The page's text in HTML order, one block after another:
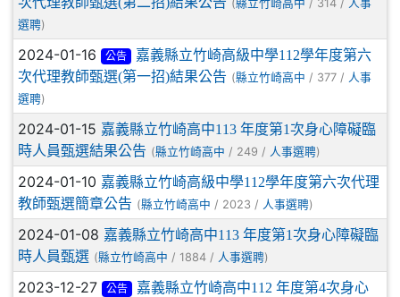
(縣立竹崎高中 / 314 / 人事
選聘)
2024-01-16 公告
嘉義縣立竹崎高級中學112學年度第六
次代理教師甄選(第一招)結果公告 (縣立竹崎高中 / 377 / 人事
選聘)
2024-01-15 嘉義縣立竹崎高中113 年度第1次身心障礙臨
時人員甄選結果公告 (縣立竹崎高中 / 249 / 人事選聘)
2024-01-10 嘉義縣立竹崎高級中學112學年度第六次代理
教師甄選簡章公告 (縣立竹崎高中 / 2023 / 人事選聘)
2024-01-08 嘉義縣立竹崎高中113 年度第1次身心障礙臨
時人員甄選 (縣立竹崎高中 / 1884 / 人事選聘)
2023-12-27 公告
嘉義縣立竹崎高中112 年度第4次身心